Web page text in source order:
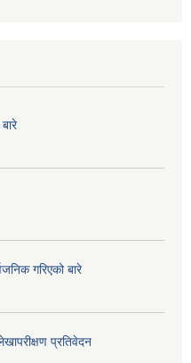
गरिएको बारे
प्रतिवेदन